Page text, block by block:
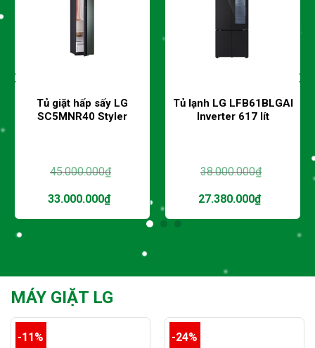
Tủ giặt hấp sấy LG
SC5MNR40 Styler
45.000.000₫
gốc
là:
45.000.000₫.
33.000.000₫
Giá
Tủ lạnh LG LFB61BLGAI
Inverter 617 lít
38.000.000₫
gốc
là:
27.380.000₫
Giá
MÁY GIẶT LG
-11% -24%